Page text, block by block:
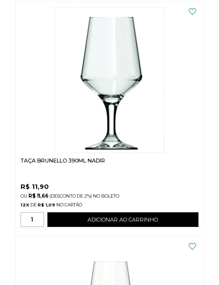
TAÇA BRUNELLO 390ML NADIR
R$ 11,90
R$ 11,66 (DESCONTO DE 2%) NO BOLETO
12X DE R$ 1,09
ADICIONAR AO CARRINHO